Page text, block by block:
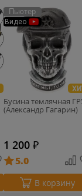
Пьютер
Видео
Бусина темлячная
(Александр Гагарин)
1 200 ₽
5.0
В корзину